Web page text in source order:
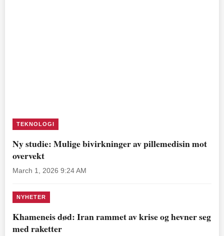
TEKNOLOGI
Ny studie: Mulige bivirkninger av pillemedisin mot
overvekt
March 1, 2026 9:24 AM
NYHETER
Khameneis død: Iran rammet av krise og hevner seg
med raketter